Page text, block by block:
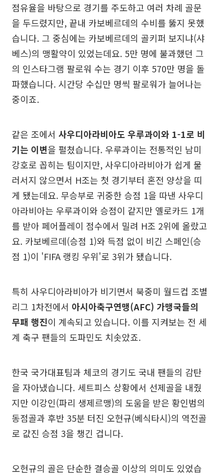
점유율을 바탕으로 경기를 주도하고 여러 차례 골문
을 두드렸지만, 끝내 카보베르데의 수비를 뚫지 못했
습니다. 그 중심에는 카보베르데의 골키퍼 보지냐(샤
베스)의 맹활약이 있었는데요. 5만 명에 불과했던 그
의 인스타그램 팔로워 수는 경기 이후 570만 명을 돌
파했습니다. 시간당 수십만 명씩 팔로워가 늘어나는
중이죠.
같은 조에서 사우디아라비아도 우루과이와 1-1로 비
기는 이변을 펼쳤습니다. 우루과이는 전통적인 남미
강호로 꼽히는 팀이지만, 사우디아라비아가 쉽게 물
러서지 않으면서 H조는 첫 경기부터 혼전 양상을 띠
게 됐는데요. 무승부로 귀중한 승점 1을 따낸 사우디
아라비아는 우루과이와 승점이 같지만 옐로카드 1개
를 받아 페어플레이 점수에서 밀려 H조 2위에 올랐고
요. 카보베르데(승점 1)와 득점 없이 비긴 스페인(승
점 1)이 'FIFA 랭킹 우위'로 3위가 됐습니다.
특히 사우디아라비아가 비기면서 북중미 월드컵 조별
리그 1차전에서 아시아축구연맹(AFC) 가맹국들의
무패 행진이 계속되고 있습니다. 이를 지켜보는 전 세
계 축구 팬들의 도파민도 치솟았죠.
한국 국가대표팀과 체코의 경기도 국내 팬들의 감탄
을 자아냈습니다. 세트피스 상황에서 선제골을 내줬
지만 이강인(파리 생제르맹)의 도움을 받은 황인범의
동점골과 후반 35분 터진 오현규(베식타시)의 역전골
로 값진 승점 3을 챙긴 겁니다.
오현규의 골은 단순한 결승골 이상의 의미도 있었습